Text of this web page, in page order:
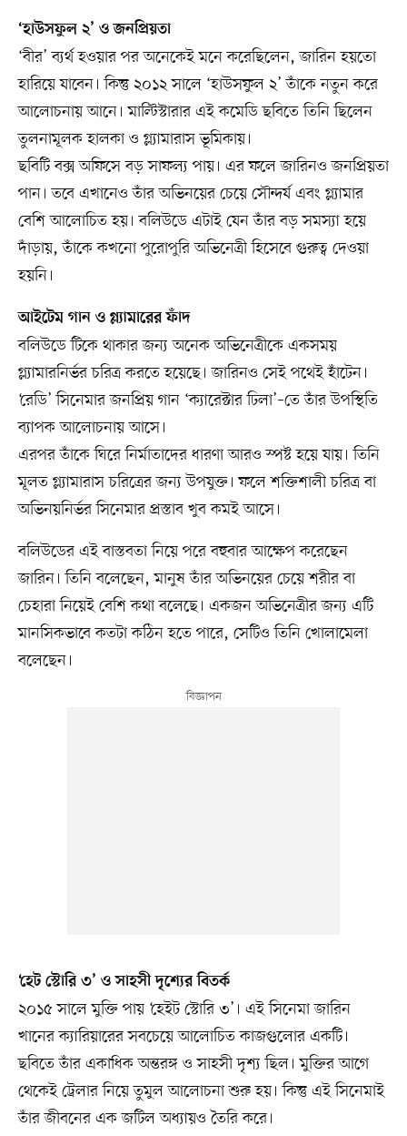
‘হাউসফুল ২’ ও জনপ্রিয়তা
‘বীর’ ব্যর্থ হওয়ার পর অনেকেই মনে করেছিলেন, জারিন হয়তো
হারিয়ে যাবেন। কিন্তু ২০১২ সালে ‘হাউসফুল ২’ তাঁকে নতুন করে
আলোচনায় আনে। মাল্টিস্টারার এই কমেডি ছবিতে তিনি ছিলেন
তুলনামূলক হালকা ও গ্ল্যামারাস ভূমিকায়।
ছবিটি বক্স অফিসে বড় সাফল্য পায়। এর ফলে জারিনও জনপ্রিয়তা
পান। তবে এখানেও তাঁর অভিনয়ের চেয়ে সৌন্দর্য এবং গ্ল্যামার
বেশি আলোচিত হয়। বলিউডে এটাই যেন তাঁর বড় সমস্যা হয়ে
দাঁড়ায়, তাঁকে কখনো পুরোপুরি অভিনেত্রী হিসেবে গুরুত্ব দেওয়া
হয়নি।
আইটেম গান ও গ্ল্যামারের ফাঁদ
বলিউডে টিকে থাকার জন্য অনেক অভিনেত্রীকে একসময়
গ্ল্যামারনির্ভর চরিত্র করতে হয়েছে। জারিনও সেই পথেই হাঁটেন।
‘রেডি’ সিনেমার জনপ্রিয় গান ‘ক্যারেক্টার ঢিলা’–তে তাঁর উপস্থিতি
ব্যাপক আলোচনায় আসে।
এরপর তাঁকে ঘিরে নির্মাতাদের ধারণা আরও স্পষ্ট হয়ে যায়। তিনি
মূলত গ্ল্যামারাস চরিত্রের জন্য উপযুক্ত। ফলে শক্তিশালী চরিত্র বা
অভিনয়নির্ভর সিনেমার প্রস্তাব খুব কমই আসে।
বলিউডের এই বাস্তবতা নিয়ে পরে বহুবার আক্ষেপ করেছেন
জারিন। তিনি বলেছেন, মানুষ তাঁর অভিনয়ের চেয়ে শরীর বা
চেহারা নিয়েই বেশি কথা বলেছে। একজন অভিনেত্রীর জন্য এটি
মানসিকভাবে কতটা কঠিন হতে পারে, সেটিও তিনি খোলামেলা
বলেছেন।
‘হেট স্টোরি ৩’ ও সাহসী দৃশ্যের বিতর্ক
২০১৫ সালে মুক্তি পায় ‘হেইট স্টোরি ৩’। এই সিনেমা জারিন
খানের ক্যারিয়ারের সবচেয়ে আলোচিত কাজগুলোর একটি।
ছবিতে তাঁর একাধিক অন্তরঙ্গ ও সাহসী দৃশ্য ছিল। মুক্তির আগে
থেকেই ট্রেলার নিয়ে তুমুল আলোচনা শুরু হয়। কিন্তু এই সিনেমাই
তাঁর জীবনের এক জটিল অধ্যায়ও তৈরি করে।